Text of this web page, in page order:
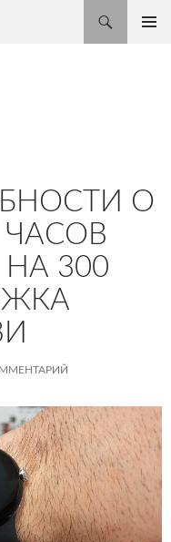
О
ЧАСОВ
НА 300